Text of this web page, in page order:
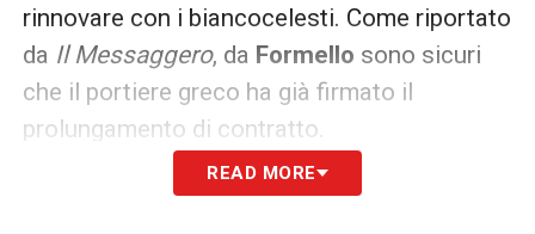
rinnovare con i biancocelesti. Come riportato
da Il Messaggero, da Formello sono sicuri
che il portiere greco ha già firmato il
prolungamento di contratto.
Ora è atteso soltanto l’annuncio ufficiale, ma
READ MORE